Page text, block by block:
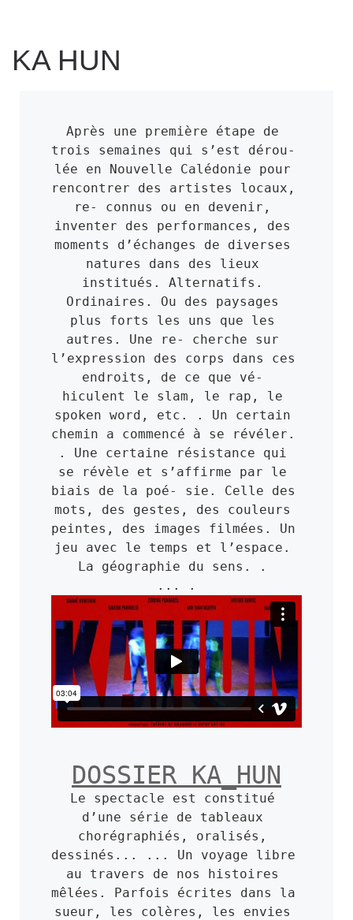
KA HUN
Après une première étape de
trois semaines qui s’est dérou-
lée en Nouvelle Calédonie pour
rencontrer des artistes locaux,
re- connus ou en devenir,
inventer des performances, des
moments d’échanges de diverses
natures dans des lieux
institués. Alternatifs.
Ordinaires. Ou des paysages
plus forts les uns que les
autres. Une re- cherche sur
l’expression des corps dans ces
endroits, de ce que vé-
hiculent le slam, le rap, le
spoken word, etc. . Un certain
chemin a commencé à se révéler.
. Une certaine résistance qui
se révèle et s’affirme par le
biais de la poé- sie. Celle des
mots, des gestes, des couleurs
peintes, des images filmées. Un
jeu avec le temps et l’espace.
La géographie du sens. .
... .
DOSSIER KA_HUN
Le spectacle est constitué
d’une série de tableaux
chorégraphiés, oralisés,
dessinés... ... Un voyage libre
au travers de nos histoires
mêlées. Parfois écrites dans la
sueur, les colères, les envies